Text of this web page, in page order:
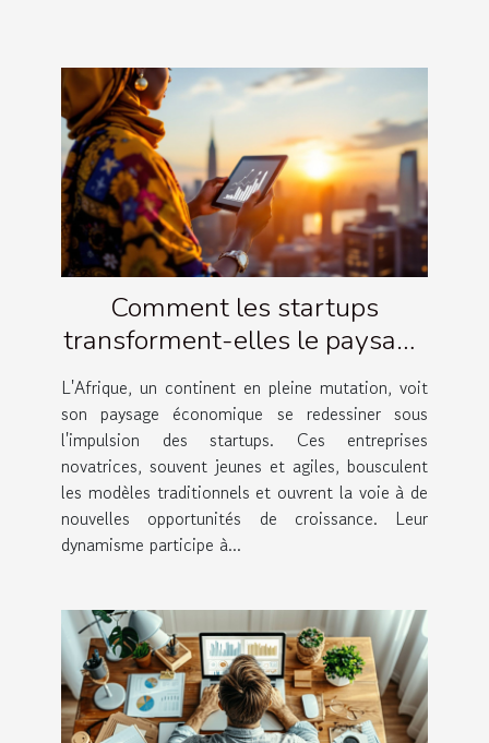
Comment les startups
transforment-elles le paysage
économique en Afrique
L'Afrique, un continent en pleine mutation, voit
son paysage économique se redessiner sous
l'impulsion des startups. Ces entreprises
novatrices, souvent jeunes et agiles, bousculent
les modèles traditionnels et ouvrent la voie à de
nouvelles opportunités de croissance. Leur
dynamisme participe à...